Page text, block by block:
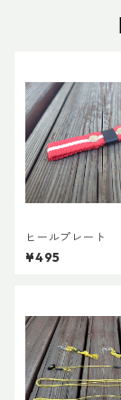
ヒールプレート
¥495